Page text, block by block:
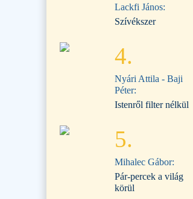
Lackfi János:
Szívékszer
4.
Nyári Attila - Baji
Péter:
Istenről filter nélkül
5.
Mihalec Gábor:
Pár-percek a világ
körül